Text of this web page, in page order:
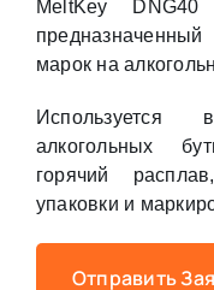
MeltKey
марок на
Используется
алкогольных
горячий
упаковки и
Отправить